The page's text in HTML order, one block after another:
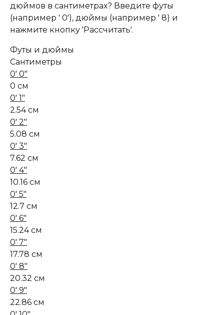
дюймов в сантиметрах? Введите футы
(например ' 0'), дюймы (например ' 8) и
нажмите кнопку 'Рассчитать'.
Футы и дюймы
Сантиметры
0' 0"
0 см
0' 1"
2.54 см
0' 2"
5.08 см
0' 3"
7.62 см
0' 4"
10.16 см
0' 5"
12.7 см
0' 6"
15.24 см
0' 7"
17.78 см
0' 8"
20.32 см
0' 9"
22.86 см